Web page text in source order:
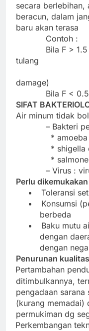
secara
beracun, dalam
baru akan terasa
Contoh :
Bila F >
tulang
damage)
Bila F <
SIFAT
Air minum tidak
– Bakteri
* amoeba
* shigella
*
– Virus :
Perlu
•
Toleransi
•
Konsumsi
berbeda
•
Baku mutu
dengan
dengan
Penurunan
Pertambahan
ditimbulkannya,
pengadaan sarana
(kurang memadai)
permukiman dg
Perkembangan